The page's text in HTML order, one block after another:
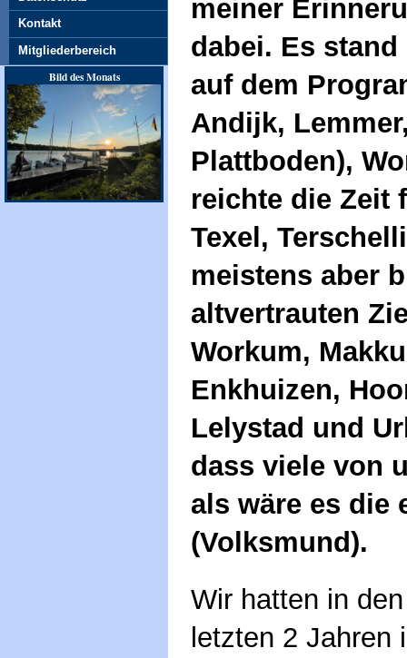
meiner
dabei. Es
auf dem
Andijk,
Plattboden),
reichte die Zeit
Texel,
meistens aber
altvertrauten
Workum,
Enkhuizen,
Lelystad und
dass viele von
als wäre es die
(Volksmund).
Wir hatten in den
letzten 2 Jahren
Kontakt
Mitgliederbereich
Bild des Monats